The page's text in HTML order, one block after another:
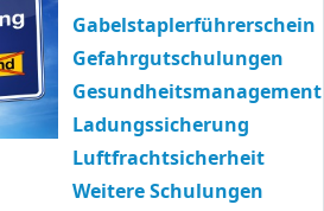
Gabelstaplerführerschein
Gefahrgutschulungen
Gesundheitsmanagement
Ladungssicherung
Luftfrachtsicherheit
Weitere Schulungen